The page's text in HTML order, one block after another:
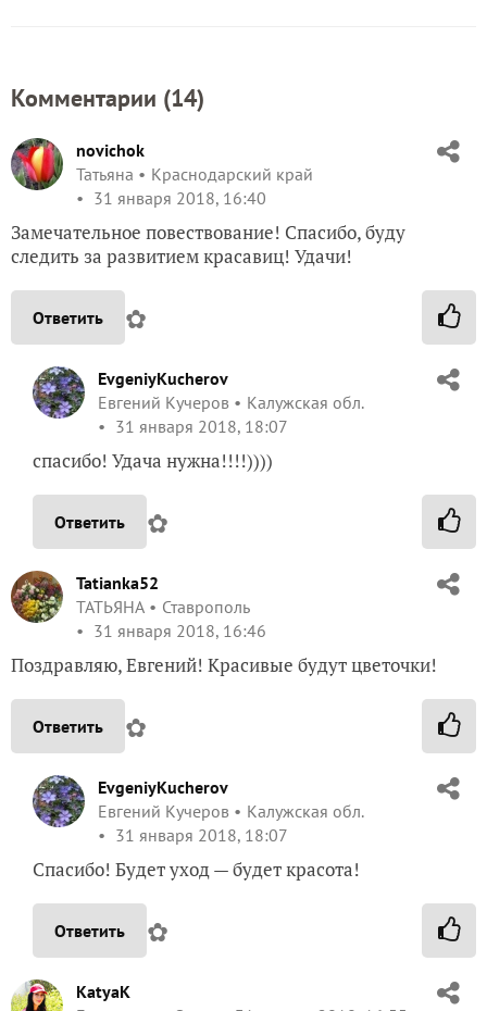
Комментарии (14)
novichok
Татьяна
Краснодарский край
31 января 2018, 16:40
Замечательное повествование! Спасибо, буду
следить за развитием красавиц! Удачи!
Ответить ✿
EvgeniyKucherov
Евгений Кучеров
Калужская обл.
31 января 2018, 18:07
спасибо! Удача нужна!!!!))))
Ответить ✿
Tatianka52
ТАТЬЯНА
Ставрополь
31 января 2018, 16:46
Поздравляю, Евгений! Красивые будут цветочки!
Ответить ✿
EvgeniyKucherov
Евгений Кучеров
Калужская обл.
31 января 2018, 18:07
Спасибо! Будет уход — будет красота!
Ответить ✿
KatyaK